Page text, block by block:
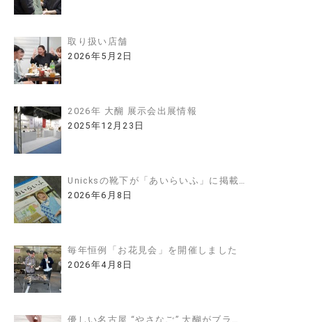
取り扱い店舗
2026年5月2日
2026年 大醐 展示会出展情報
2025年12月23日
Unicksの靴下が「あいらいふ」に掲載…
2026年6月8日
毎年恒例「お花見会」を開催しました
2026年4月8日
優しい名古屋 “やさなご” 大醐がブラ…